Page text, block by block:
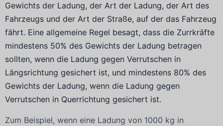
Gewichts der Ladung, der Art der Ladung, der Art des
Fahrzeugs und der Art der Straße, auf der das Fahrzeug
fährt. Eine allgemeine Regel besagt, dass die Zurrkräfte
mindestens 50% des Gewichts der Ladung betragen
sollten, wenn die Ladung gegen Verrutschen in
Längsrichtung gesichert ist, und mindestens 80% des
Gewichts der Ladung, wenn die Ladung gegen
Verrutschen in Querrichtung gesichert ist.
Zum Beispiel, wenn eine Ladung von 1000 kg in